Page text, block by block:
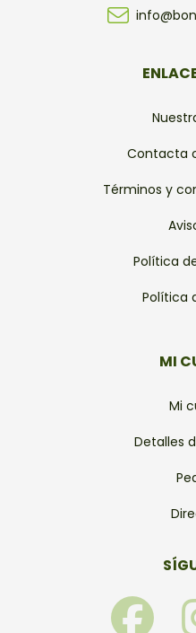
Contacta
Términos y
Política
Política
MI
Mi
Detalles
F